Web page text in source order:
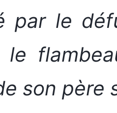
par le
le
son père